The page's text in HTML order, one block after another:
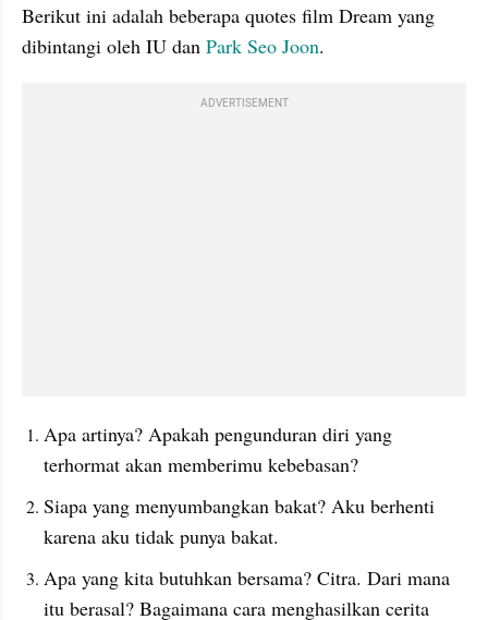
Berikut ini adalah beberapa quotes film Dream yang
dibintangi oleh IU dan Park Seo Joon.
ADVERTISEMENT
Apa artinya? Apakah pengunduran diri yang
terhormat akan memberimu kebebasan?
Siapa yang menyumbangkan bakat? Aku berhenti
karena aku tidak punya bakat.
Apa yang kita butuhkan bersama? Citra. Dari mana
itu berasal? Bagaimana cara menghasilkan cerita